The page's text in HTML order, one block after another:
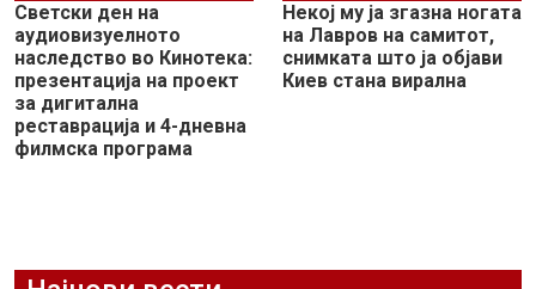
Светски ден на
аудиовизуелното
наследство во Кинотека:
презентација на проект
за дигитална
реставрација и 4-дневна
филмска програма
Некој му ја згазна ногата
на Лавров на самитот,
снимката што ја објави
Киев стана вирална